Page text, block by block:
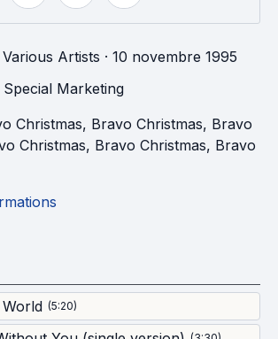
Various Artists · 10 novembre 1995
Marketing
Christmas, Bravo Christmas, Bravo
Christmas, Bravo Christmas, Bravo
(5:20)